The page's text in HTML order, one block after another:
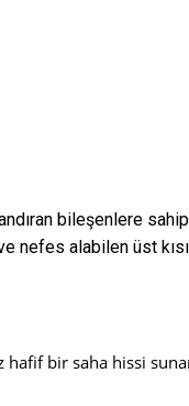
bileşenlere
nefes alabilen üst
hafif bir saha hissi